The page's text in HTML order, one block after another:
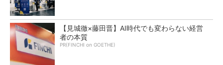
【見城徹×藤田晋】AI時代でも変わらない経営
者の本質
PR(FINCHI on GOETHE)